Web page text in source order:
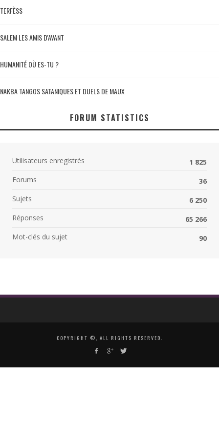
TERFÈSS
SALEM LES AMIS D'AVANT
HUMANITÉ OÙ ES-TU ?
NAKBA TANGOS SATANIQUES ET DUELS DE MAUX
FORUM STATISTICS
Utilisateurs enregistrés
1 825
Forums
36
Sujets
6 250
Réponses
65 266
Mot-clés du sujet
90
COPYRIGHT ©, ALL RIGHTS RESERVED.